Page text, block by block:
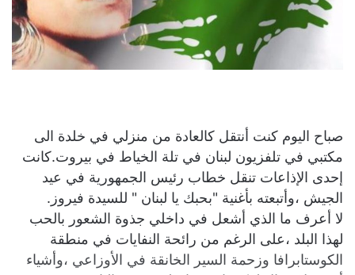
صباح اليوم كنت أنتقل كالعادة من منزلي في خلدة الى
مكتبي في تلفزيون لبنان في تلة الخياط في بيروت.كانت
إحدى الإذاعات تنقل خطاب رئيس الجمهورية في عيد
الجيش ،وأتبعته بأغنية "بحبك يا لبنان " للسيدة فيروز.
لا أعرف ما الذي أشعل في داخلي جذوة الشعور بالحب
لهذا البلد ،على الرغم من رائحة النفايات في منطقة
الكوستابرافا وزحمة السير الخانقة في الأوزاعي ،وأشياء